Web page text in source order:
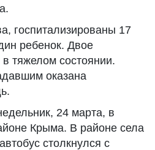
госпитализированы 17
ребенок. Двое
тяжелом состоянии.
оказана
24 марта, в
Крыма. В районе села
столкнулся с